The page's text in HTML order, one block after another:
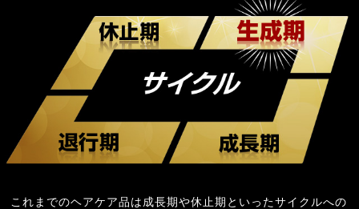
これまでのヘアケア品は成長期や休止期といったサイクルへの